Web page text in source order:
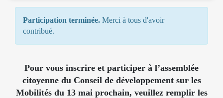
Participation terminée. Merci à tous d'avoir
contribué.
Pour vous inscrire et participer à l’assemblée
citoyenne du Conseil de développement sur les
Mobilités du 13 mai prochain, veuillez remplir les